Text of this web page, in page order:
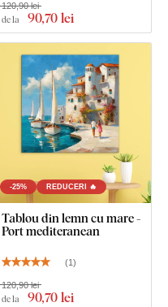
de la 90,70 lei
120,90 lei
-25% REDUCERI 🔥
Tablou din lemn cu mare -
Port mediteranean
(1)
de la 90,70 lei
120,90 lei